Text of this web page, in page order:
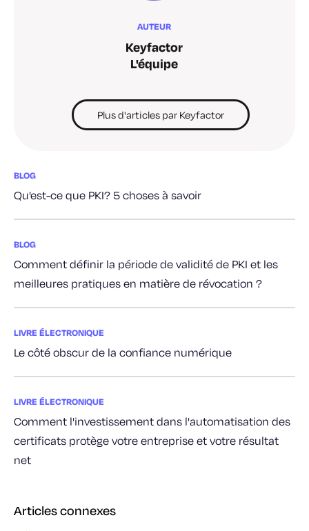
AUTEUR
Keyfactor
L'équipe
Plus d'articles par Keyfactor
BLOG
Qu'est-ce que PKI? 5 choses à savoir
BLOG
Comment définir la période de validité de PKI et les
meilleures pratiques en matière de révocation ?
LIVRE ÉLECTRONIQUE
Le côté obscur de la confiance numérique
LIVRE ÉLECTRONIQUE
Comment l'investissement dans l'automatisation des
certificats protège votre entreprise et votre résultat
net
Articles connexes